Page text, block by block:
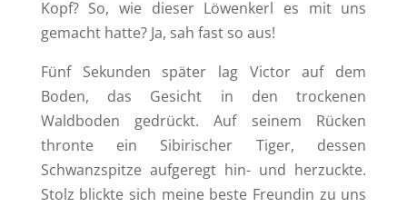
Kopf? So, wie dieser Löwenkerl es mit uns
gemacht hatte? Ja, sah fast so aus!
Fünf Sekunden später lag Victor auf dem
Boden, das Gesicht in den trockenen
Waldboden gedrückt. Auf seinem Rücken
thronte ein Sibirischer Tiger, dessen
Schwanzspitze aufgeregt hin- und herzuckte.
Stolz blickte sich meine beste Freundin zu uns